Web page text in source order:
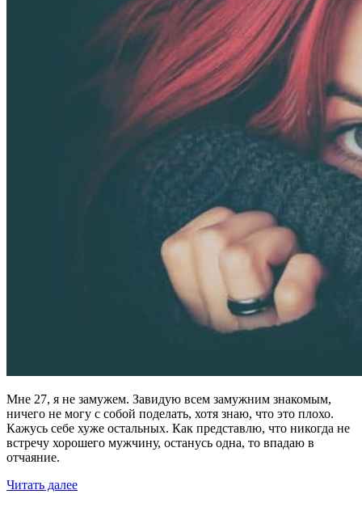
Мне 27, я не замужем. Завидую всем замужним знакомым,
ничего не могу с собой поделать, хотя знаю, что это плохо.
Кажусь себе хуже остальных. Как представлю, что никогда не
встречу хорошего мужчину, останусь одна, то впадаю в
отчаяние.
Читать далее